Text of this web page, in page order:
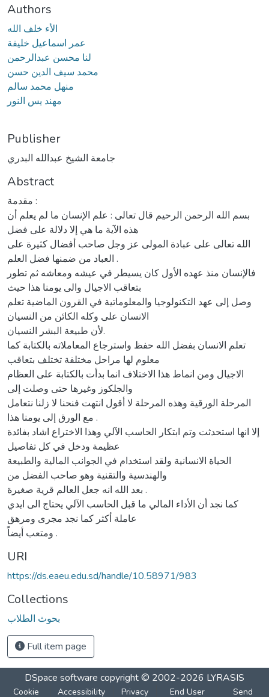
Authors
الأء خلف الله
عمر اسماعيل خليفة
لنا محسن عبدالرحمن
محمد سيف الدين حسن
منهل محمد سالم
مهند يس النور
Publisher
جامعة الشيخ عبدالله البدري
Abstract
مقدمة :
بسم الله الرحمن الرحيم قال تعالى : علم الإنسان ما لم يعلم أن
هذه الآية ما هي إلا دلالة على فضل
الله تعالى على عبادة المولى عز وجل صاحب أفضال كثيرة على
العباد من ضمنها فضل العلم .
فالإنسان منذ عهده الأول كان يسيطر في عيشه ومعاشه ثم تطور
بتعاقب الاجيال والى يومنا هذا حيث
وصل إلى عهد التكنولوجيا والمعلوماتية في القرون الماضية تعلم
الانسان على وكله الكائن من النسيان
لأن طبيعة البشر النسيان.
تعلم الانسان بفضل الله حفظ واسترجاع المعاملاته بالكتابة كما
معلوم لها مراحل مختلفة تختلف بتعاقب
الاجيال ومن انماط هذا الاختلاف انما بدأت بالكتابة على العظام
والجلكوز وغيرها حتى وصلت إلى
المرحلة الورقية وهذه المرحلة لا أقول انتهت فنحنا لا زلنا نتعامل
مع الورق إلى يومنا هذا .
إلا انها استحدثت وتم ابتكار الحاسب الآلي وهذا الاختراع اشاد بفائدة
عظيمة ودخل في كل تفاصيل
الحياة الانسانية ولقد استخدام في الجوانب المالية والطبيعة
والهندسية والتقنية وهو صاحب الفضل من
بعد الله انه جعل العالم قرية صغيرة .
كما نجد أن الأداء المالي ما قبل الحاسب الآلي يحتاج الى ايدي
عاملة أكثر كما نجد مجرى ومرهق
ومتعب أيضاً .
URI
https://ds.eaeu.edu.sd/handle/10.58971/983
Collections
بحوث الطلاب
Full item page
DSpace software copyright © 2002-2026 LYRASIS
Cookie Accessibility Privacy End User Send